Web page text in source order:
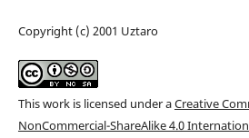
Copyright (c) 2001 Uztaro
This work is licensed under aCreative
NonCommercial-ShareAlike 4.0